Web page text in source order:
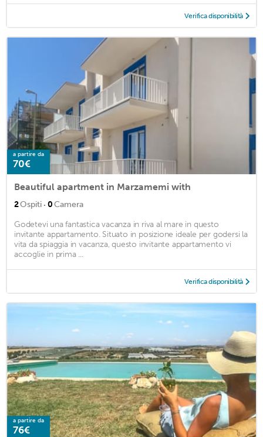
Verifica disponibilità
a partire da
70€
Beautiful apartment in Marzamemi with
2Ospiti · 0Camera
Godetevi una fantastica vacanza in riva al mare in questo
invitante appartamento. Situato in posizione ideale per godersi la
vita da spiaggia in vacanza, questo invitante appartamento vi
accoglie in prima ...
Verifica disponibilità
a partire da
76€